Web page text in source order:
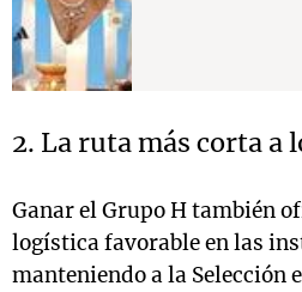
2. La ruta más corta a
Ganar el Grupo H también
logística favorable en las
manteniendo a la Selección